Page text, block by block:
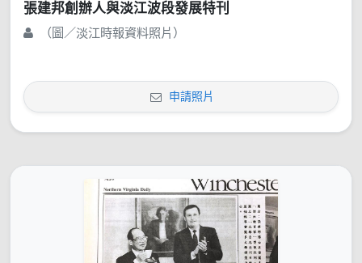
張建邦創辦人與淡江波段發展特刊
（圖／淡江時報資料照片）
申請照片